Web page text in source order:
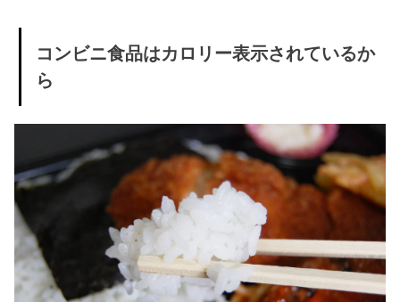
事は意
外とプ
チプラ
› コンビニダイ
エットにおす
すめの食品
» コンビ
コンビニ食品はカロリー表示されているか
ら